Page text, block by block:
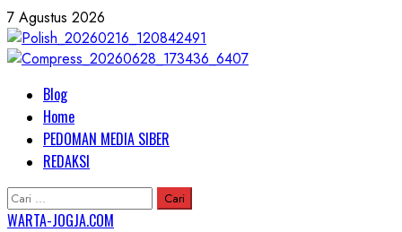
Skip
to
content
7 Agustus 2026
Primary
Menu
Blog
Home
PEDOMAN MEDIA SIBER
REDAKSI
Cari
untuk:
WARTA-JOGJA.COM